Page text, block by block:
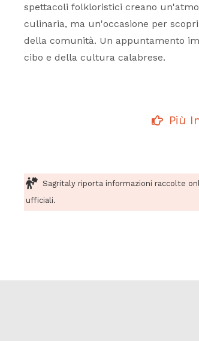
spettacoli folkloristici creano
culinaria, ma un'occasione per
della comunità. Un appuntamento
cibo e della cultura calabrese.
Più
Sagritaly riporta informazioni raccolte
ufficiali.